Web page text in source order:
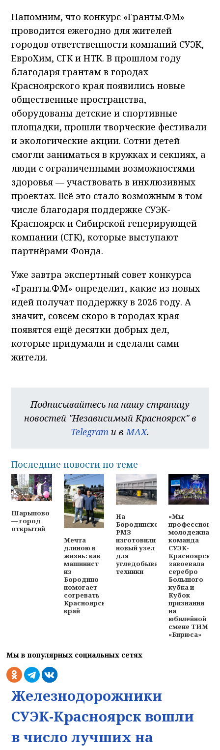
Напомним, что конкурс «Гранты.ФМ»
проводится ежегодно для жителей
городов ответственности компаний СУЭК,
ЕвроХим, СГК и НТК. В прошлом году
благодаря грантам в городах
Красноярского края появились новые
общественные пространства,
оборудованы детские и спортивные
площадки, прошли творческие фестивали
и экологические акции. Сотни детей
смогли заниматься в кружках и секциях, а
люди с ограниченными возможностями
здоровья — участвовать в инклюзивных
проектах. Всё это стало возможным в том
числе благодаря поддержке СУЭК-
Красноярск и Сибирской генерирующей
компании (СГК), которые выступают
партнёрами Фонда.
Уже завтра экспертный совет конкурса
«Гранты.ФМ» определит, какие из новых
идей получат поддержку в 2026 году. А
значит, совсем скоро в городах края
появятся ещё десятки добрых дел,
которые придумали и сделали сами
жители.
Подписывайтесь на нашу страницу
новостей "Независимый Красноярск" в
Telegram и вMAX.
Последние новости по теме
Шарыпово
— город
открытий
Мечта
длиною в
жизнь: как
машинист
из
Бородино
помогает
согревать
Красноярский
край
На
Бородинском
РМЗ
изготовили
новый узел
для
угледобывающей
техники
«Мы
молодежная
команда
СУЭК-
Красноярск
завоевала
серебро
Большого
кубка и
Кубок
признания
на
юбилейной
смене ТИМ
«Бирюса»
Мы в популярных социальных сетях
Железнодорожники
СУЭК-Красноярск вошли
в число лучших на